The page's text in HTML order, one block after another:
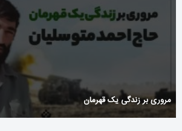
مروری بر زندگی یک قهرمان